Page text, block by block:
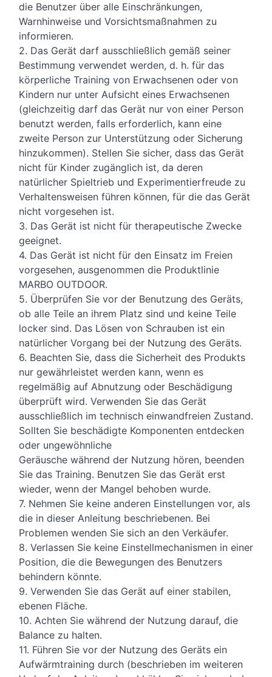
die Benutzer über alle Einschränkungen,
Warnhinweise und Vorsichtsmaßnahmen zu
informieren.
2. Das Gerät darf ausschließlich gemäß seiner
Bestimmung verwendet werden, d. h. für das
körperliche Training von Erwachsenen oder von
Kindern nur unter Aufsicht eines Erwachsenen
(gleichzeitig darf das Gerät nur von einer Person
benutzt werden, falls erforderlich, kann eine
zweite Person zur Unterstützung oder Sicherung
hinzukommen). Stellen Sie sicher, dass das Gerät
nicht für Kinder zugänglich ist, da deren
natürlicher Spieltrieb und Experimentierfreude zu
Verhaltensweisen führen können, für die das Gerät
nicht vorgesehen ist.
3. Das Gerät ist nicht für therapeutische Zwecke
geeignet.
4. Das Gerät ist nicht für den Einsatz im Freien
vorgesehen, ausgenommen die Produktlinie
MARBO OUTDOOR.
5. Überprüfen Sie vor der Benutzung des Geräts,
ob alle Teile an ihrem Platz sind und keine Teile
locker sind. Das Lösen von Schrauben ist ein
natürlicher Vorgang bei der Nutzung des Geräts.
6. Beachten Sie, dass die Sicherheit des Produkts
nur gewährleistet werden kann, wenn es
regelmäßig auf Abnutzung oder Beschädigung
überprüft wird. Verwenden Sie das Gerät
ausschließlich im technisch einwandfreien Zustand.
Sollten Sie beschädigte Komponenten entdecken
oder ungewöhnliche
Geräusche während der Nutzung hören, beenden
Sie das Training. Benutzen Sie das Gerät erst
wieder, wenn der Mangel behoben wurde.
7. Nehmen Sie keine anderen Einstellungen vor, als
die in dieser Anleitung beschriebenen. Bei
Problemen wenden Sie sich an den Verkäufer.
8. Verlassen Sie keine Einstellmechanismen in einer
Position, die die Bewegungen des Benutzers
behindern könnte.
9. Verwenden Sie das Gerät auf einer stabilen,
ebenen Fläche.
10. Achten Sie während der Nutzung darauf, die
Balance zu halten.
11. Führen Sie vor der Nutzung des Geräts ein
Aufwärmtraining durch (beschrieben im weiteren